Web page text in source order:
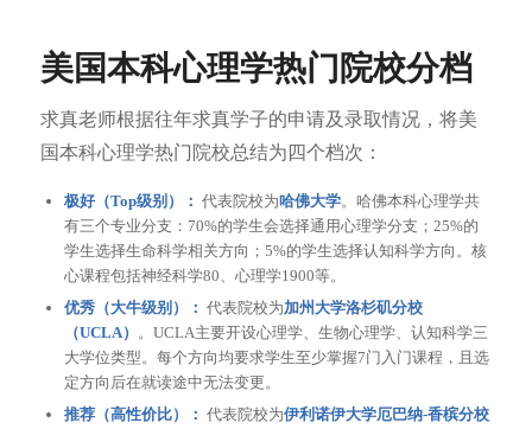
美国本科心理学热门院校分档
求真老师根据往年求真学子的申请及录取情况，将美
国本科心理学热门院校总结为四个档次：
极好（Top级别）： 代表院校为哈佛大学。哈佛本科心理学共
有三个专业分支：70%的学生会选择通用心理学分支；25%的
学生选择生命科学相关方向；5%的学生选择认知科学方向。核
心课程包括神经科学80、心理学1900等。
优秀（大牛级别）： 代表院校为加州大学洛杉矶分校
（UCLA） 。UCLA主要开设心理学、生物心理学、认知科学三
大学位类型。每个方向均要求学生至少掌握7门入门课程，且选
定方向后在就读途中无法变更。
推荐（高性价比）： 代表院校为伊利诺伊大学厄巴纳-香槟分校